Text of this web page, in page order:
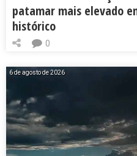
patamar mais elevado
histórico
0
6 de agosto de 2026